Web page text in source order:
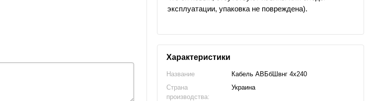
эксплуатации, упаковка не повреждена).
Характеристики
Название
Кабель АВБбШвнг 4х240
Страна
производства:
Украина